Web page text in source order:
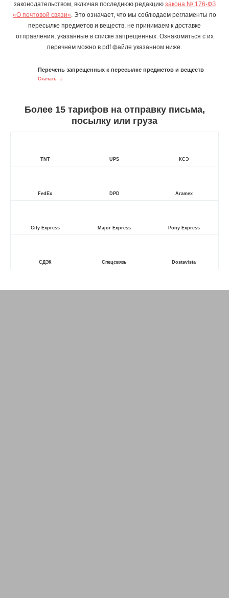
законодательством, включая последнюю редакцию закона № 176-ФЗ
«О почтовой связи». Это означает, что мы соблюдаем регламенты по
пересылке предметов и веществ, не принимаем к доставке
отправления, указанные в списке запрещенных. Ознакомиться с их
перечнем можно в pdf файле указанном ниже.
Перечень запрещенных к пересылке предметов и веществ
Скачать
Более 15 тарифов на отправку письма,
посылку или груза
TNT UPS КСЭ
FedEx DPD Aramex
City Express Major Express Pony Express
СДЭК Спецсвязь Dostavista